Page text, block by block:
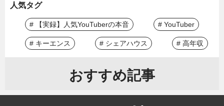
人気タグ
# 【実録】人気YouTuberの本音 # YouTuber
# キーエンス # シェアハウス # 高年収
おすすめ記事